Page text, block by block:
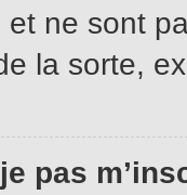
et ne sont
la sorte,
pas